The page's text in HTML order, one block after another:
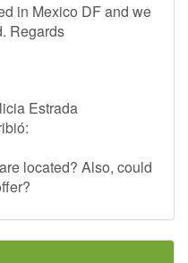
in Mexico DF and we
Regards
Estrada
located? Also, could